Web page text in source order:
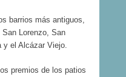
barrios más antiguos,
Lorenzo, San
y el Alcázar Viejo.
premios de los patios